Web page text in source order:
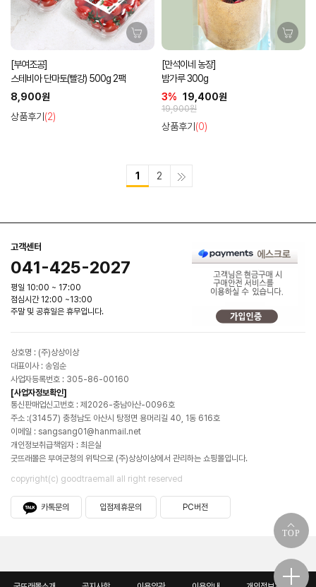
[부여조공]
스테비아 단마토(빨강) 500g 2팩
8,900원
상품후기 (2)
[만석이네 농장]
밤가루 300g
3% 19,400원
19,900원
상품후기 (0)
1 2
고객센터
041-425-2027
평일 10:00 ~ 17:00
점심시간 12:00 ~13:00
주말 및 공휴일은 휴무입니다.
상호명 : (주)상상이상
대표이사 : 송임순
사업자등록번호 : 305-86-00160
[사업자정보확인]
통신판매업신고번호 : 제2026-충남아산-0096호
주소 :(31457) 충청남도 아산시 탕정면 용머리길 40, 1동 616호
이메일 : sangsang01@hanmail.net
개인정보취급책임자 : 최은실
굿뜨래몰은 부여군청의 위탁으로 (주)상상이상에서 관리하는 쇼핑몰입니다.
copyright(c) goodtraemall all right reserved
카톡문의 입점제휴문의 PC버전
TOP